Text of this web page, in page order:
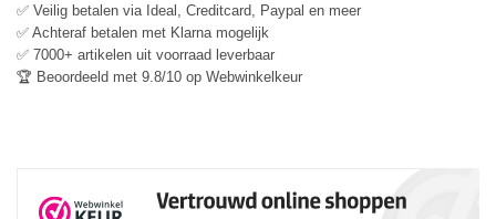
✅ Veilig betalen via Ideal, Creditcard, Paypal en meer
✅ Achteraf betalen met Klarna mogelijk
✅ 7000+ artikelen uit voorraad leverbaar
🏆 Beoordeeld met 9.8/10 op Webwinkelkeur